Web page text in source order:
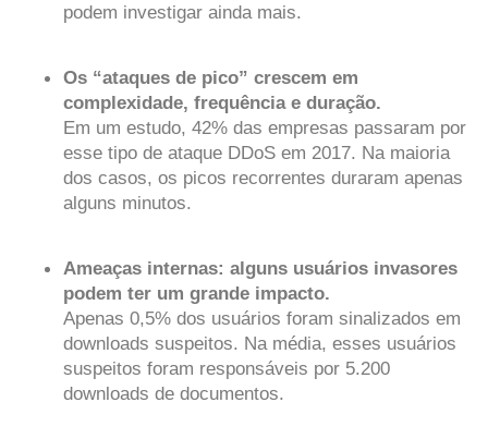
podem investigar ainda mais.
Os “ataques de pico” crescem em
complexidade, frequência e duração.
Em um estudo, 42% das empresas passaram por
esse tipo de ataque DDoS em 2017. Na maioria
dos casos, os picos recorrentes duraram apenas
alguns minutos.
Ameaças internas: alguns usuários invasores
podem ter um grande impacto.
Apenas 0,5% dos usuários foram sinalizados em
downloads suspeitos. Na média, esses usuários
suspeitos foram responsáveis por 5.200
downloads de documentos.